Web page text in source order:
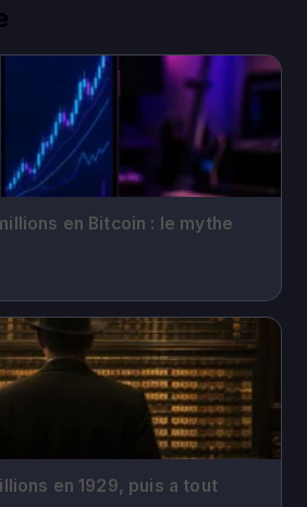
en Bitcoin : le mythe
en 1929, puis a tout